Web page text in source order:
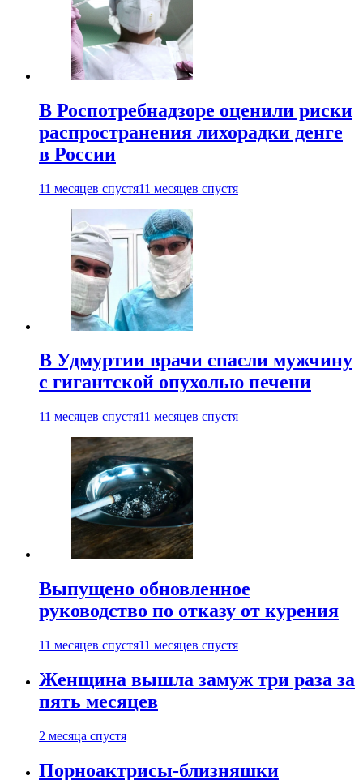
В Роспотребнадзоре оценили риски
распространения лихорадки денге
в России
11 месяцев спустя11 месяцев спустя
В Удмуртии врачи спасли мужчину
с гигантской опухолью печени
11 месяцев спустя11 месяцев спустя
Выпущено обновленное
руководство по отказу от курения
11 месяцев спустя11 месяцев спустя
Женщина вышла замуж три раза за
пять месяцев
2 месяца спустя
Порноактрисы-близняшки